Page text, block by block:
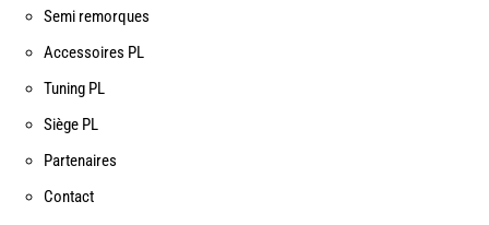
Semi remorques
Accessoires PL
Tuning PL
Siège PL
Partenaires
Contact